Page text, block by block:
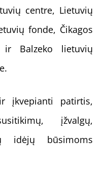
centre, Lietuvių
fonde, Čikagos
ir Balzeko lietuvių
įkvepianti patirtis,
įžvalgų,
idėjų būsimoms